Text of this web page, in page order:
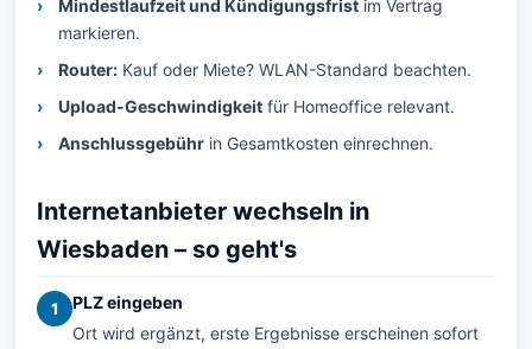
Mindestlaufzeit und Kündigungsfrist im Vertrag
markieren.
Router: Kauf oder Miete? WLAN-Standard beachten.
Upload-Geschwindigkeit für Homeoffice relevant.
Anschlussgebühr in Gesamtkosten einrechnen.
Internetanbieter wechseln in
Wiesbaden – so geht's
1
PLZ eingeben
Ort wird ergänzt, erste Ergebnisse erscheinen sofort